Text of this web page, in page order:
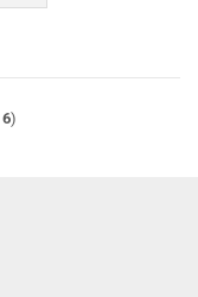
6)